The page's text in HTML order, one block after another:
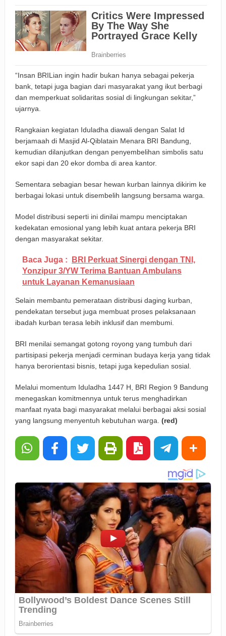
“Insan BRILian ingin hadir bukan hanya sebagai pekerja
bank, tetapi juga bagian dari masyarakat yang ikut berbagi
dan memperkuat solidaritas sosial di lingkungan sekitar,”
ujarnya.
Rangkaian kegiatan Iduladha diawali dengan Salat Id
berjamaah di Masjid Al-Qiblatain Menara BRI Bandung,
kemudian dilanjutkan dengan penyembelihan simbolis satu
ekor sapi dan 20 ekor domba di area kantor.
Sementara sebagian besar hewan kurban lainnya dikirim ke
berbagai lokasi untuk disembelih langsung bersama warga.
Model distribusi seperti ini dinilai mampu menciptakan
kedekatan emosional yang lebih kuat antara pekerja BRI
dengan masyarakat sekitar.
Baca Juga :
BRI Perkuat Sinergi dengan TNI,
Yonzipur 3/YW Terima Bantuan Ambulans
untuk Layanan Kemanusiaan
Selain membantu pemerataan distribusi daging kurban,
pendekatan tersebut juga membuat proses pelaksanaan
ibadah kurban terasa lebih inklusif dan membumi.
BRI menilai semangat gotong royong yang tumbuh dari
partisipasi pekerja menjadi cerminan budaya kerja yang tidak
hanya berorientasi bisnis, tetapi juga kepedulian sosial.
Melalui momentum Iduladha 1447 H, BRI Region 9 Bandung
menegaskan komitmennya untuk terus menghadirkan
manfaat nyata bagi masyarakat melalui berbagai aksi sosial
yang langsung menyentuh kebutuhan warga. (red)